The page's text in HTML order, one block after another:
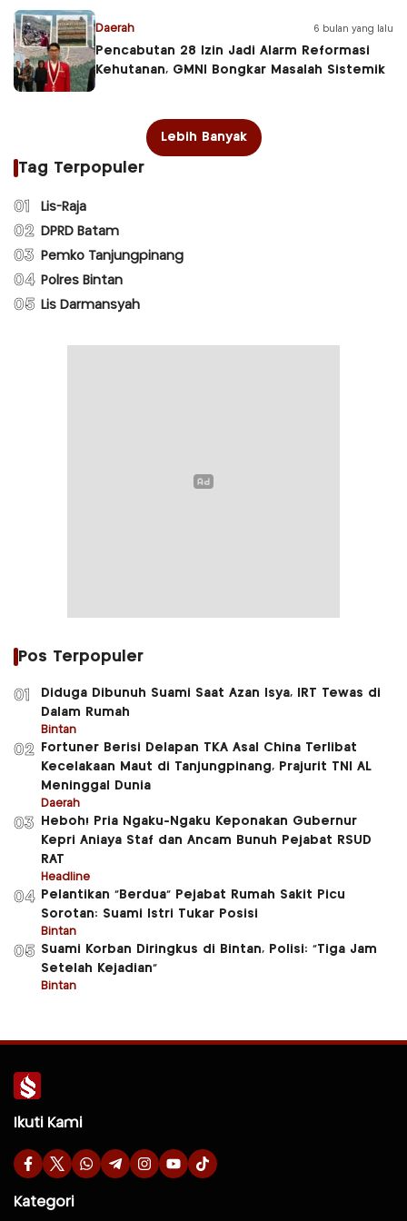
Daerah 6 bulan yang lalu
Pencabutan 28 Izin Jadi Alarm Reformasi
Kehutanan, GMNI Bongkar Masalah Sistemik
Lebih Banyak
Tag Terpopuler
01 Lis-Raja
02 DPRD Batam
03 Pemko Tanjungpinang
04 Polres Bintan
05 Lis Darmansyah
Pos Terpopuler
01
Diduga Dibunuh Suami Saat Azan Isya, IRT Tewas di
Dalam Rumah
Bintan
02
Fortuner Berisi Delapan TKA Asal China Terlibat
Kecelakaan Maut di Tanjungpinang, Prajurit TNI AL
Meninggal Dunia
Daerah
03
Heboh! Pria Ngaku-Ngaku Keponakan Gubernur
Kepri Aniaya Staf dan Ancam Bunuh Pejabat RSUD
RAT
Headline
04
Pelantikan “Berdua” Pejabat Rumah Sakit Picu
Sorotan: Suami Istri Tukar Posisi
Bintan
05 Suami Korban Diringkus di Bintan, Polisi: “Tiga Jam
Setelah Kejadian”
Bintan
Ikuti Kami
Kategori